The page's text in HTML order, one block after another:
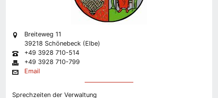
Breiteweg 11
39218 Schönebeck (Elbe)
+49 3928 710-514
+49 3928 710-799
Email
Sprechzeiten der Verwaltung